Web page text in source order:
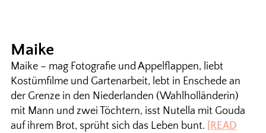
Maike
Maike – mag Fotografie und Appelflappen, liebt
Kostümfilme und Gartenarbeit, lebt in Enschede an
der Grenze in den Niederlanden (Wahlholländerin)
mit Mann und zwei Töchtern, isst Nutella mit Gouda
auf ihrem Brot, sprüht sich das Leben bunt. [READ